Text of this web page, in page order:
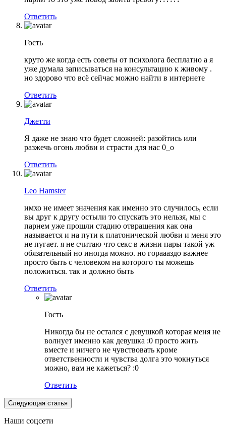
Ответить
Гость
круто же когда есть советы от психолога бесплатно а я
уже думала записываться на консультацию к живому .
но здорово что всё сейчас можно найти в интернете
Ответить
Джетти
Я даже не знаю что будет сложней: разойтись или
разжечь огонь любви и страсти для нас 0_о
Ответить
Leo Hamster
имхо не имеет значения как именно это случилось, если
вы друг к другу остыли то спускать это нельзя, мы с
парнем уже прошли стадию отвращения как она
называется и на пути к платонической любви и меня это
не пугает. я не считаю что секс в жизни пары такой уж
обязательный но иногда можно. но гораааздо важнее
просто быть с человеком на которого ты можешь
положиться. так и должно быть
Ответить
Гость
Никогда бы не остался с девушкой которая меня не
волнует именно как девушка :0 просто жить
вместе и ничего не чувствовать кроме
ответственности и чувства долга это чокнуться
можно, вам не кажеться? :0
Ответить
Следующая статья
Наши соцсети